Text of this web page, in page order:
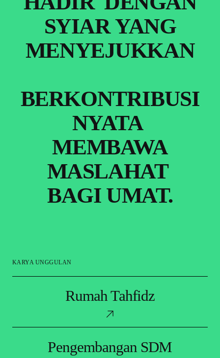
SYIARYANG
MENYEJUKKAN
BERKONTRIBUSI
NYATA
MEMBAWA
MASLAHAT
BAGI UMAT.
KARYA UNGGULAN
Rumah Tahfidz
Pengembangan SDM